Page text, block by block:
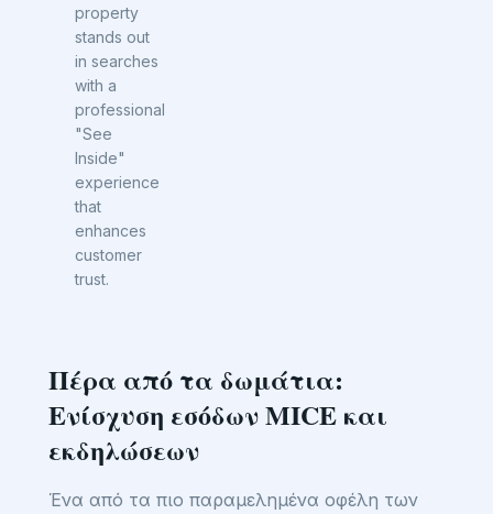
property
stands out
in searches
with a
professional
"See
Inside"
experience
that
enhances
customer
trust.
Πέρα από τα δωμάτια:
Ενίσχυση εσόδων MICE και
εκδηλώσεων
Ένα από τα πιο παραμελημένα οφέλη των